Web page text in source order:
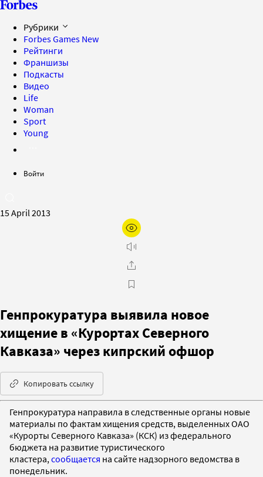
Рубрики
Forbes Games New
Рейтинги
Франшизы
Подкасты
Видео
Life
Woman
Sport
Young
Войти
15 April 2013
Генпрокуратура выявила новое
хищение в «Курортах Северного
Кавказа» через кипрский офшор
Копировать ссылку
Генпрокуратура направила в следственные органы новые
материалы по фактам хищения средств, выделенных ОАО
«Курорты Северного Кавказа» (КСК) из федерального
бюджета на развитие туристического
кластера, сообщается на сайте надзорного ведомства в
понедельник.